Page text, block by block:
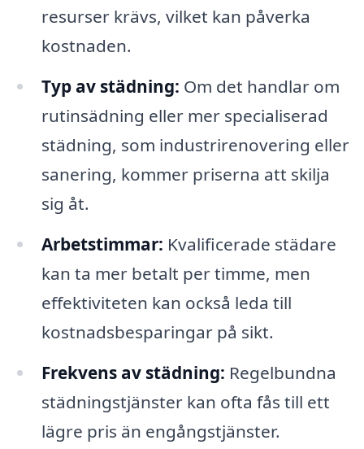
resurser krävs, vilket kan påverka
kostnaden.
Typ av städning: Om det handlar om
rutinsädning eller mer specialiserad
städning, som industrirenovering eller
sanering, kommer priserna att skilja
sig åt.
Arbetstimmar: Kvalificerade städare
kan ta mer betalt per timme, men
effektiviteten kan också leda till
kostnadsbesparingar på sikt.
Frekvens av städning: Regelbundna
städningstjänster kan ofta fås till ett
lägre pris än engångstjänster.